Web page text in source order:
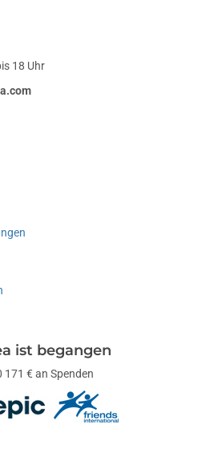
18 Uhr
ist begangen
171 € an Spenden